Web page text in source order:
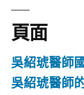
字:
頁面
吳紹琥醫師
吳紹琥醫師